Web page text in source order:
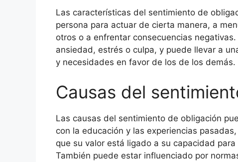
Las características del sentimiento de
persona para actuar de cierta manera, a
otros o a enfrentar consecuencias
ansiedad, estrés o culpa, y puede llevar a
y necesidades en favor de los de los demás.
Causas del
Las causas del sentimiento de obligación
con la educación y las experiencias
que su valor está ligado a su capacidad
También puede estar influenciado por